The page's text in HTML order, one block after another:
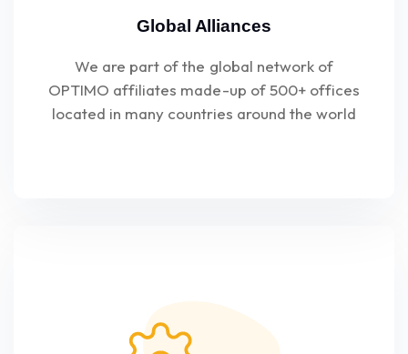
Global Alliances
We are part of the global network of
OPTIMO affiliates made-up of 500+ offices
located in many countries around the world